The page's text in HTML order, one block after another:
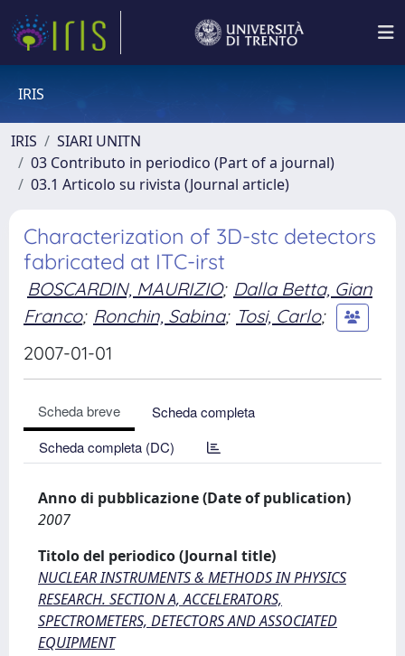
IRIS
IRIS
SIARI UNITN
03 Contributo in periodico (Part of a journal)
03.1 Articolo su rivista (Journal article)
Characterization of 3D-stc detectors
fabricated at ITC-irst
BOSCARDIN, MAURIZIO; Dalla Betta, Gian
Franco; Ronchin, Sabina; Tosi, Carlo;
2007-01-01
Scheda breve
Scheda completa
Scheda completa (DC)
Anno di pubblicazione (Date of publication)
2007
Titolo del periodico (Journal title)
NUCLEAR INSTRUMENTS & METHODS IN PHYSICS
RESEARCH. SECTION A, ACCELERATORS,
SPECTROMETERS, DETECTORS AND ASSOCIATED
EQUIPMENT